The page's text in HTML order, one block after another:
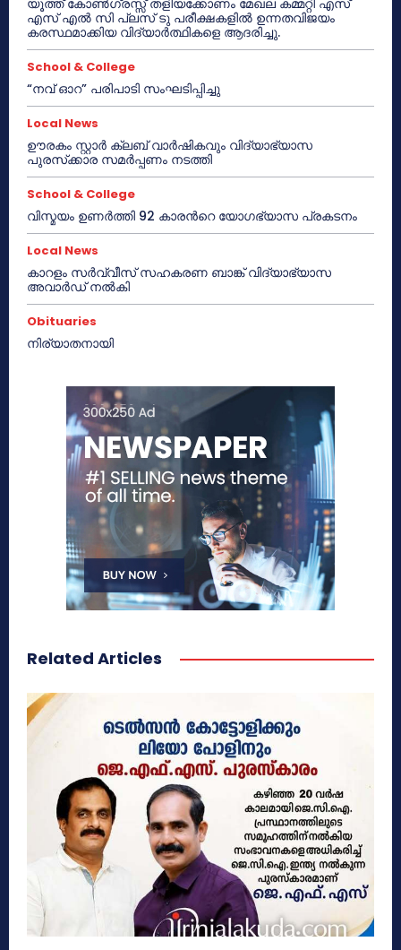
എസ് എൽ സി പ്ലസ് ടു പരീക്ഷകളിൽ ഉന്നതവിജയം
കരസ്ഥമാക്കിയ വിദ്യാർത്ഥികളെ ആദരിച്ചു.
School & College
“നവ് ഓറ” പരിപാടി സംഘടിപ്പിച്ചു
Local News
ഊരകം സ്റ്റാർ ക്ലബ് വാർഷികവും വിദ്യാഭ്യാസ
പുരസ്‌ക്കാര സമർപ്പണം നടത്തി
School & College
വിസ്മയം ഉണർത്തി 92 കാരൻറെ യോഗഭ്യാസ പ്രകടനം
Local News
കാറളം സർവ്വീസ് സഹകരണ ബാങ്ക് വിദ്യാഭ്യാസ
അവാർഡ് നൽകി
Obituaries
നിര്യാതനായി
Related Articles